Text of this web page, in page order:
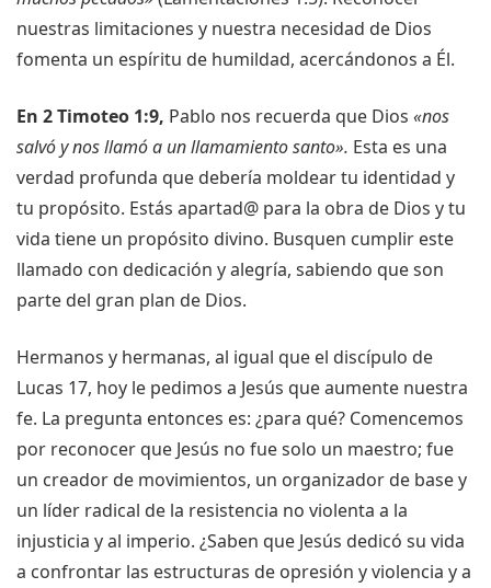
nuestras limitaciones y nuestra necesidad de Dios
fomenta un espíritu de humildad, acercándonos a Él.
En 2 Timoteo 1:9, Pablo nos recuerda que Dios «nos
salvó y nos llamó a un llamamiento santo». Esta es una
verdad profunda que debería moldear tu identidad y
tu propósito. Estás apartad@ para la obra de Dios y tu
vida tiene un propósito divino. Busquen cumplir este
llamado con dedicación y alegría, sabiendo que son
parte del gran plan de Dios.
Hermanos y hermanas, al igual que el discípulo de
Lucas 17, hoy le pedimos a Jesús que aumente nuestra
fe. La pregunta entonces es: ¿para qué? Comencemos
por reconocer que Jesús no fue solo un maestro; fue
un creador de movimientos, un organizador de base y
un líder radical de la resistencia no violenta a la
injusticia y al imperio. ¿Saben que Jesús dedicó su vida
a confrontar las estructuras de opresión y violencia y a